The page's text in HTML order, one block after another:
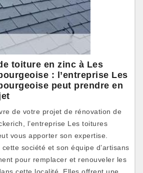
toiture en zinc à Les
: l’entreprise Les
peut prendre en
de votre projet de rénovation de
l’entreprise Les toitures
vous apporter son expertise.
société et son équipe d’artisans
pour remplacer et renouveler les